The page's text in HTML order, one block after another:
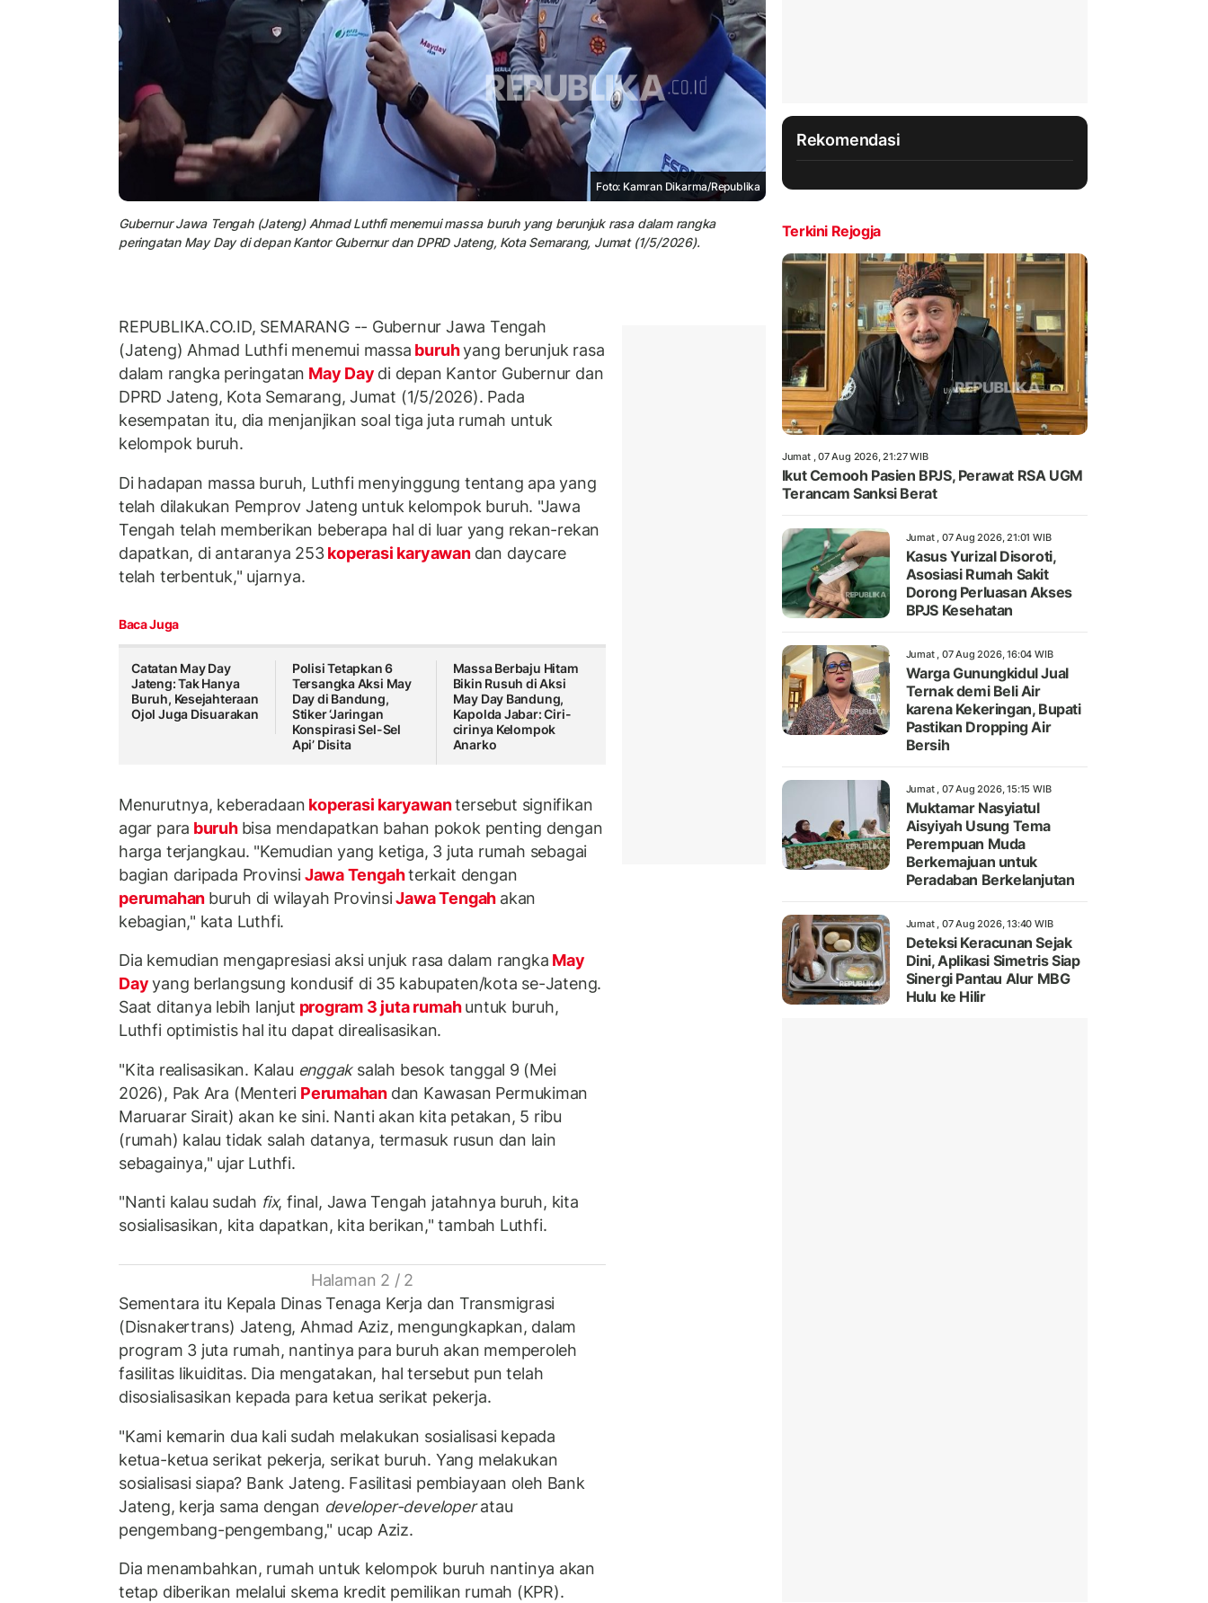
Foto: Kamran Dikarma/Republika
Gubernur Jawa Tengah (Jateng) Ahmad Luthfi menemui massa buruh yang berunjuk rasa dalam rangka
peringatan May Day di depan Kantor Gubernur dan DPRD Jateng, Kota Semarang, Jumat (1/5/2026).
REPUBLIKA.CO.ID, SEMARANG -- Gubernur Jawa Tengah
(Jateng) Ahmad Luthfi menemui massa buruhyang berunjuk rasa
dalam rangka peringatan May Day di depan Kantor Gubernur dan
DPRD Jateng, Kota Semarang, Jumat (1/5/2026). Pada
kesempatan itu, dia menjanjikan soal tiga juta rumah untuk
kelompok buruh.
Di hadapan massa buruh, Luthfi menyinggung tentang apa yang
telah dilakukan Pemprov Jateng untuk kelompok buruh. "Jawa
Tengah telah memberikan beberapa hal di luar yang rekan-rekan
dapatkan, di antaranya 253koperasi karyawan dan daycare
telah terbentuk," ujarnya.
Baca Juga
Catatan May Day
Jateng: Tak Hanya
Buruh, Kesejahteraan
Ojol Juga Disuarakan
Polisi Tetapkan 6
Tersangka Aksi May
Day di Bandung,
Stiker ‘Jaringan
Konspirasi Sel-Sel
Api’ Disita
Massa Berbaju Hitam
Bikin Rusuh di Aksi
May Day Bandung,
Kapolda Jabar: Ciri-
cirinya Kelompok
Anarko
Menurutnya, keberadaan koperasi karyawantersebut signifikan
agar para buruh bisa mendapatkan bahan pokok penting dengan
harga terjangkau. "Kemudian yang ketiga, 3 juta rumah sebagai
bagian daripada ProvinsiJawa Tengahterkait dengan
perumahan buruh di wilayah ProvinsiJawa Tengah akan
kebagian," kata Luthfi.
Dia kemudian mengapresiasi aksi unjuk rasa dalam rangka May
Dayyang berlangsung kondusif di 35 kabupaten/kota se-Jateng.
Saat ditanya lebih lanjut program 3 juta rumahuntuk buruh,
Luthfi optimistis hal itu dapat direalisasikan.
"Kita realisasikan. Kalau enggaksalah besok tanggal 9 (Mei
2026), Pak Ara (Menteri Perumahan dan Kawasan Permukiman
Maruarar Sirait) akan ke sini. Nanti akan kita petakan, 5 ribu
(rumah) kalau tidak salah datanya, termasuk rusun dan lain
sebagainya," ujar Luthfi.
"Nanti kalau sudah fix, final, Jawa Tengah jatahnya buruh, kita
sosialisasikan, kita dapatkan, kita berikan," tambah Luthfi.
Halaman 2 / 2
Sementara itu Kepala Dinas Tenaga Kerja dan Transmigrasi
(Disnakertrans) Jateng, Ahmad Aziz, mengungkapkan, dalam
program 3 juta rumah, nantinya para buruh akan memperoleh
fasilitas likuiditas. Dia mengatakan, hal tersebut pun telah
disosialisasikan kepada para ketua serikat pekerja.
"Kami kemarin dua kali sudah melakukan sosialisasi kepada
ketua-ketua serikat pekerja, serikat buruh. Yang melakukan
sosialisasi siapa? Bank Jateng. Fasilitasi pembiayaan oleh Bank
Jateng, kerja sama dengan developer-developeratau
pengembang-pengembang," ucap Aziz.
Dia menambahkan, rumah untuk kelompok buruh nantinya akan
tetap diberikan melalui skema kredit pemilikan rumah (KPR).
Rekomendasi
Terkini Rejogja
Jumat , 07 Aug 2026, 21:27 WIB
Ikut Cemooh Pasien BPJS, Perawat RSA UGM
Terancam Sanksi Berat
Jumat , 07 Aug 2026, 21:01 WIB
Kasus Yurizal Disoroti,
Asosiasi Rumah Sakit
Dorong Perluasan Akses
BPJS Kesehatan
Jumat , 07 Aug 2026, 16:04 WIB
Warga Gunungkidul Jual
Ternak demi Beli Air
karena Kekeringan, Bupati
Pastikan Dropping Air
Bersih
Jumat , 07 Aug 2026, 15:15 WIB
Muktamar Nasyiatul
Aisyiyah Usung Tema
Perempuan Muda
Berkemajuan untuk
Peradaban Berkelanjutan
Jumat , 07 Aug 2026, 13:40 WIB
Deteksi Keracunan Sejak
Dini, Aplikasi Simetris Siap
Sinergi Pantau Alur MBG
Hulu ke Hilir